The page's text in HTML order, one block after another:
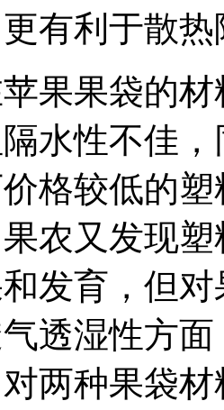
有利于散
果果袋的
水性不佳
格较低的
农又发现
发育，但
透湿性方
两种果袋